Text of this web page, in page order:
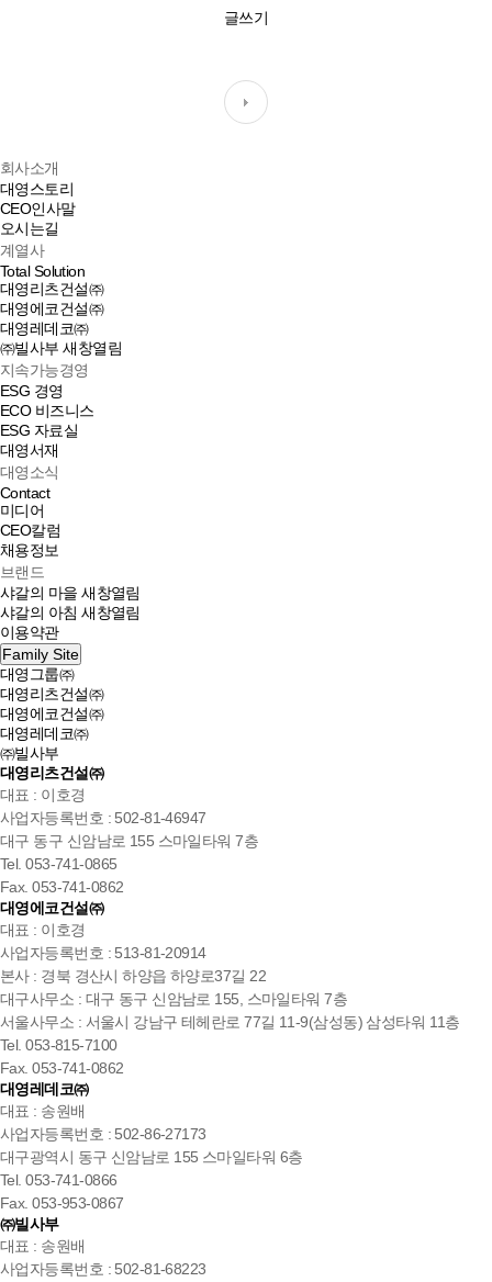
글쓰기
회사소개
대영스토리
CEO인사말
오시는길
계열사
Total Solution
대영리츠건설㈜
대영에코건설㈜
대영레데코㈜
㈜빌사부새창열림
지속가능경영
ESG 경영
ECO 비즈니스
ESG 자료실
대영서재
대영소식
Contact
미디어
CEO칼럼
채용정보
브랜드
샤갈의 마을새창열림
샤갈의 아침새창열림
이용약관
Family Site
대영그룹㈜
대영리츠건설㈜
대영에코건설㈜
대영레데코㈜
㈜빌사부
대영리츠건설㈜
대표 : 이호경
사업자등록번호 : 502-81-46947
대구 동구 신암남로 155 스마일타워 7층
Tel. 053-741-0865
Fax. 053-741-0862
대영에코건설㈜
대표 : 이호경
사업자등록번호 : 513-81-20914
본사 : 경북 경산시 하양읍 하양로37길 22
대구사무소 : 대구 동구 신암남로 155, 스마일타워 7층
서울사무소 : 서울시 강남구 테헤란로 77길 11-9(삼성동) 삼성타워 11층
Tel. 053-815-7100
Fax. 053-741-0862
대영레데코㈜
대표 : 송원배
사업자등록번호 : 502-86-27173
대구광역시 동구 신암남로 155 스마일타워 6층
Tel. 053-741-0866
Fax. 053-953-0867
㈜빌사부
대표 : 송원배
사업자등록번호 : 502-81-68223